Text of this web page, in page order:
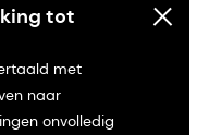
tot
met
naar
onvolledig